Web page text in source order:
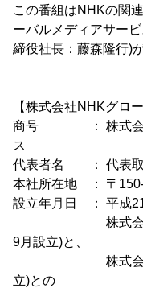
この番組はNHKの関
ーバルメディアサー
締役社長：藤森隆行)
【株式会社NHKグロ
商号 ： 株式会社
ス
代表者名 ： 代表
本社所在地 ： 〒
設立年月日 ： 平成
株式会社NHK
9月設立)と、
株式会社日本
立)との